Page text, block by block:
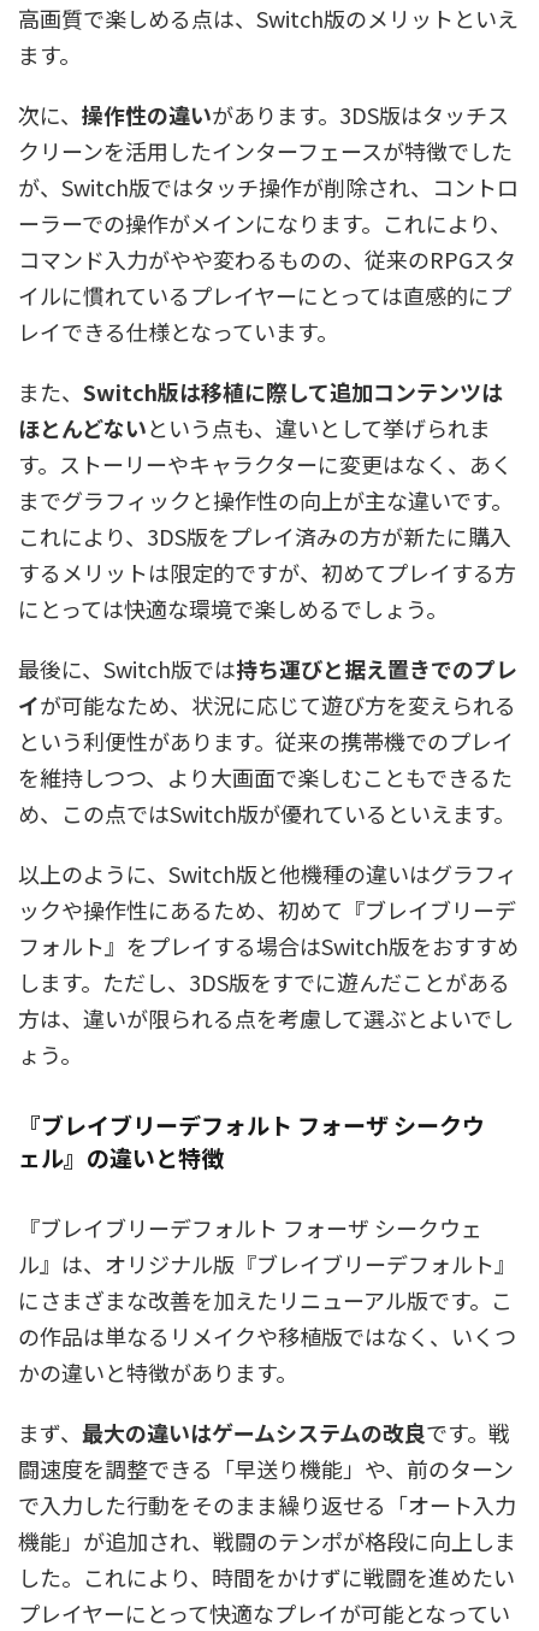
高画質で楽しめる点は、Switch版のメリットといえ
ます。
次に、 操作性の違いがあります。3DS版はタッチス
クリーンを活用したインターフェースが特徴でした
が、Switch版ではタッチ操作が削除され、コントロ
ーラーでの操作がメインになります。これにより、
コマンド入力がやや変わるものの、従来のRPGスタ
イルに慣れているプレイヤーにとっては直感的にプ
レイできる仕様となっています。
また、 Switch版は移植に際して追加コンテンツは
ほとんどないという点も、違いとして挙げられま
す。ストーリーやキャラクターに変更はなく、あく
までグラフィックと操作性の向上が主な違いです。
これにより、3DS版をプレイ済みの方が新たに購入
するメリットは限定的ですが、初めてプレイする方
にとっては快適な環境で楽しめるでしょう。
最後に、Switch版では持ち運びと据え置きでのプレ
イが可能なため、状況に応じて遊び方を変えられる
という利便性があります。従来の携帯機でのプレイ
を維持しつつ、より大画面で楽しむこともできるた
め、この点ではSwitch版が優れているといえます。
以上のように、Switch版と他機種の違いはグラフィ
ックや操作性にあるため、初めて『ブレイブリーデ
フォルト』をプレイする場合はSwitch版をおすすめ
します。ただし、3DS版をすでに遊んだことがある
方は、違いが限られる点を考慮して選ぶとよいでし
ょう。
『ブレイブリーデフォルト フォーザ シークウ
ェル』の違いと特徴
『ブレイブリーデフォルト フォーザ シークウェ
ル』は、オリジナル版『ブレイブリーデフォルト』
にさまざまな改善を加えたリニューアル版です。こ
の作品は単なるリメイクや移植版ではなく、いくつ
かの違いと特徴があります。
まず、 最大の違いはゲームシステムの改良です。戦
闘速度を調整できる「早送り機能」や、前のターン
で入力した行動をそのまま繰り返せる「オート入力
機能」が追加され、戦闘のテンポが格段に向上しま
した。これにより、時間をかけずに戦闘を進めたい
プレイヤーにとって快適なプレイが可能となってい